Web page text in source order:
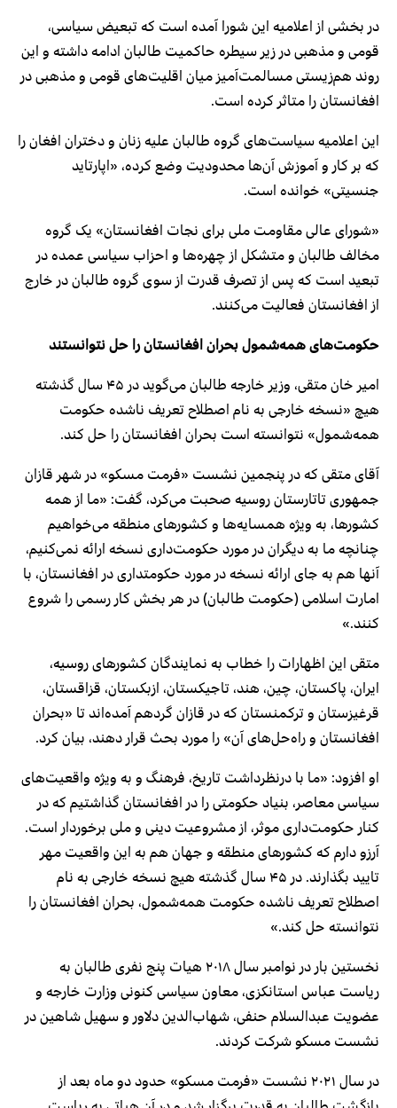
در بخشی از اعلامیه این شورا آمده است که تبعیض سیاسی،
قومی و مذهبی در زیر سیطره حاکمیت طالبان ادامه داشته و این
روند هم‌زیستی مسالمت‌آمیز میان اقلیت‌های قومی و مذهبی در
افغانستان را متاثر کرده است.
این اعلامیه سیاست‌های گروه طالبان علیه زنان و دختران افغان را
که بر کار و آموزش آن‌ها محدودیت وضع کرده، «اپارتاید
جنسیتی» خوانده است.
«شورای عالی مقاومت ملی برای نجات افغانستان» یک گروه
مخالف طالبان و متشکل از چهره‌ها و احزاب سیاسی عمده در
تبعید است که پس از تصرف قدرت از سوی گروه طالبان در خارج
از افغانستان فعالیت می‌کنند.
حکومت‌های همه‌شمول بحران افغانستان را حل نتوانستند
امیر خان متقی، وزیر خارجه طالبان می‌گوید در ۴۵ سال گذشته
هیچ «نسخه خارجی به نام اصطلاح تعریف ناشده حکومت
همه‌شمول» نتوانسته است بحران افغانستان را حل کند.
آقای متقی که در پنجمین نشست «فرمت مسکو» در شهر قازان
جمهوری تاتارستان روسیه صحبت می‌کرد، گفت: «ما از همه
کشورها، به ویژه همسایه‌ها و کشورهای منطقه می‌خواهیم
چنانچه ما به دیگران در مورد حکومت‌داری نسخه ارائه نمی‌کنیم،
آنها هم به جای ارائه نسخه در مورد حکومتداری در افغانستان، با
امارت اسلامی (حکومت طالبان) در هر بخش کار رسمی را شروع
کنند.»
متقی این اظهارات را خطاب به نمایندگان کشورهای روسیه،
ایران، پاکستان، چین، هند، تاجیکستان، ازبکستان، قزاقستان،
قرغیزستان و ترکمنستان که در قازان گردهم آمده‌اند تا «بحران
افغانستان و راه‌حل‌های آن» را مورد بحث قرار دهند، بیان کرد.
او افزود: «ما با درنظرداشت تاریخ، فرهنگ و به ویژه واقعیت‌های
سیاسی معاصر، بنیاد حکومتی را در افغانستان گذاشتیم که در
کنار حکومت‌داری موثر، از مشروعیت دینی و ملی برخوردار است.
آرزو دارم که کشورهای منطقه و جهان هم به این واقعیت مهر
تایید بگذارند. در ۴۵ سال گذشته هیچ نسخه خارجی به نام
اصطلاح تعریف ناشده حکومت همه‌شمول، بحران افغانستان را
نتوانسته حل کند.»
نخستین بار در نوامبر سال ۲۰۱۸ هیات پنج نفری طالبان به
ریاست عباس استانکزی، معاون سیاسی کنونی وزارت خارجه و
عضویت عبدالسلام حنفی، شهاب‌الدین دلاور و سهیل شاهین در
نشست مسکو شرکت کردند.
در سال ۲۰۲۱ نشست «فرمت مسکو» حدود دو ماه بعد از